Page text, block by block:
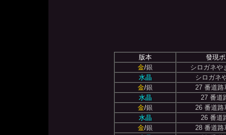
版本
發現
金/銀
シロガネや
水晶
シロガネ
金/銀
27 番道路
水晶
27 番道
金/銀
26 番道路
水晶
26 番道
金/銀
28 番道路